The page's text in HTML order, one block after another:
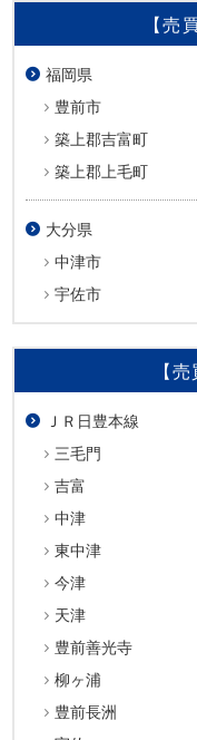
【売
福岡県
豊前市
築上郡吉富町
築上郡上毛町
大分県
中津市
宇佐市
【
ＪＲ日豊本線
三毛門
吉富
中津
東中津
今津
天津
豊前善光寺
柳ヶ浦
豊前長洲